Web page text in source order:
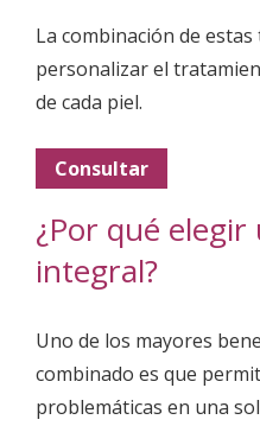
La combinación de
personalizar el
de cada piel.
Consultar
¿Por qué
integral?
Uno de los mayores
combinado es que
problemáticas en una